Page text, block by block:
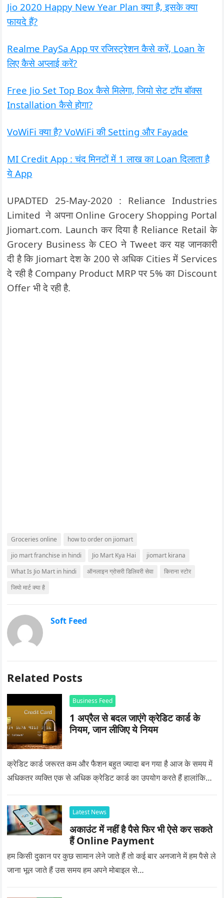
Jio 2020 Happy New Year Plan क्या है, इसके क्या
फायदे हैं?
Realme PaySa App पर रजिस्ट्रेशन कैसे करें, Loan के
लिए कैसे अप्लाई करें?
Free Jio Set Top Box कैसे मिलेगा, जियो सेट टॉप बॉक्स
Installation कैसे होगा?
VoWiFi क्या है? VoWiFi की Setting और Fayade
MI Credit App : चंद मिनटों में 1 लाख का Loan दिलाता है
ये App
UPADTED 25-May-2020 : Reliance Industries
Limited ने अपना Online Grocery Shopping Portal
Jiomart.com. Launch कर दिया है Reliance Retail के
Grocery Business के CEO ने Tweet कर यह जानकारी
दी है कि Jiomart देश के 200 से अधिक Cities में Services
दे रही है Company Product MRP पर 5% का Discount
Offer भी दे रही है.
Groceries online
how to order on jiomart
jio mart franchise in hindi
Jio Mart Kya Hai
jiomart kirana
What Is Jio Mart in hindi
ऑनलाइन ग्रोसरी डिलिवरी सेवा
किराना स्टोर
जियो मार्ट क्या है
Soft Feed
Related Posts
Business Feed
1 अप्रैल से बदल जाएंगे क्रेडिट कार्ड के
नियम, जान लीजिए ये नियम
क्रेडिट कार्ड जरूरत कम और फैशन बहुत ज्यादा बन गया है आज के समय में
अधिकतर व्यक्ति एक से अधिक क्रेडिट कार्ड का उपयोग करते हैं हालांकि…
Latest News
अकाउंट में नहीं है पैसे फिर भी ऐसे कर सकते
हैं Online Payment
हम किसी दुकान पर कुछ सामान लेने जाते हैं तो कई बार अनजाने में हम पैसे ले
जाना भूल जाते हैं उस समय हम अपने मोबाइल से…